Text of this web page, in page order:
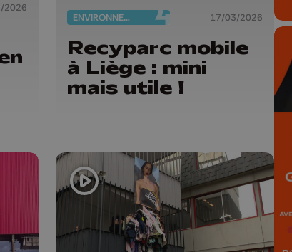
2026
ENVIRONNEMENT 17/03/2026
Recyparc mobile
à Liège : mini
mais utile !